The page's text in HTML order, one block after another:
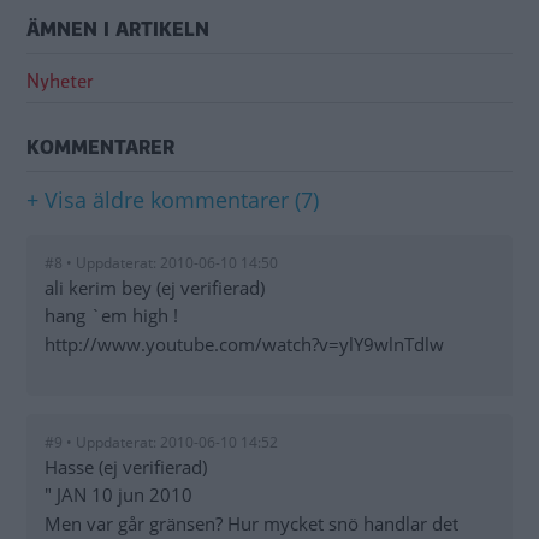
ÄMNEN I ARTIKELN
Nyheter
KOMMENTARER
+ Visa äldre kommentarer (7)
#8 • Uppdaterat: 2010-06-10 14:50
ali kerim bey (ej verifierad)
hang `em high !
http://www.youtube.com/watch?v=ylY9wlnTdlw
#9 • Uppdaterat: 2010-06-10 14:52
Hasse (ej verifierad)
" JAN 10 jun 2010
Men var går gränsen? Hur mycket snö handlar det